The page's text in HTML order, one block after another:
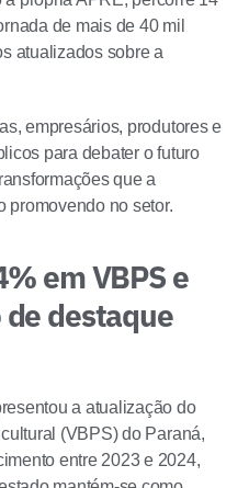
de mais de 40 mil
atualizados sobre a
empresários, produtores e
para debater o futuro
que a
promovendo no setor.
em VBPS e
destaque
a atualização do
(VBPS) do Paraná,
entre 2023 e 2024,